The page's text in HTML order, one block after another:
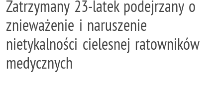
Zatrzymany 23-latek podejrzany o
znieważenie i naruszenie
nietykalności cielesnej ratowników
medycznych